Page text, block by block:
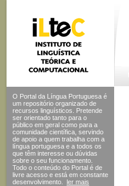
O Portal da Língua Portuguesa é
um repositório organizado de
recursos linguísticos. Pretende
ser orientado tanto para o
público em geral como para a
comunidade científica, servindo
de apoio a quem trabalha com a
língua portuguesa e a todos os
que têm interesse ou dúvidas
sobre o seu funcionamento.
Todo o conteúdo do Portal é de
livre acesso e está em constante
desenvolvimento.
ler mais